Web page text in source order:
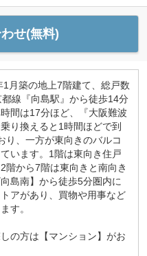
せ(無料)
1月築の地上7階建て、総戸数
線『向島駅』から徒歩14分
間は17分ほど、『大阪難波
り換えると1時間ほどで到
り、一方が東向きのバルコ
います。1階は東向き住戸
階から7階は東向きと南向き
島南】から徒歩5分圏内に
アがあり、買物や用事など
す。
の方は【マンション】がお